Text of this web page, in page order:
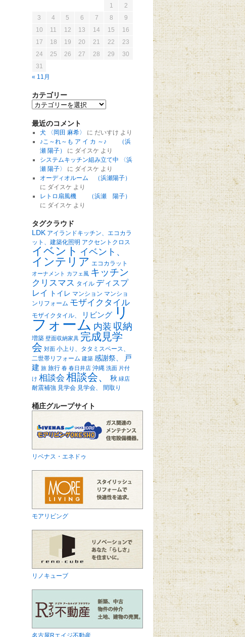
« 11月
1
2
3
4 5 6 7 8
9
10
11 12 13 14 15
16
17
18 19 20 21 22
23
24
25 26 27 28 29
30
31
カテゴリー
最近のコメント
犬 〈岡田 麻希〉 に だいすけ より
♪こ～れ～も ア イ カ ～♪ （浜
瀬 陽子）
に ダイスケ より
システムキッチン組み立て中 〈浜
瀬 陽子〉
に ダイスケ より
オーディオルーム （浜瀬陽子）
に ダイスケ より
レトロ扇風機 （浜瀬 陽子）
に ダイスケ より
タグクラウド
LDK アイランドキッチン、エコカラ
ット、建築化照明 アクセントクロス
イベント イベント、
インテリア エコカラット
オーナメント カフェ風 キッチン
クリスマス タイル ディスプ
レイ
トイレ マンション マンショ
ンリフォーム モザイクタイル
モザイクタイル、 リビング リ
フォーム 内装 収納
増築 壁面収納家具 完成見学
会 対面 小上り、タタミスペース、
二世帯リフォーム 建築 感謝祭、
戸
建 旅 旅行 春 春日井店 沖縄 洗面 片付
け 相談会 相談会、 秋 緑店
耐震補強 見学会 見学会、 間取り
桶庄グループサイト
リベナス・エネドゥ
モアリビング
リノキューブ
名古屋Rエイジ不動産